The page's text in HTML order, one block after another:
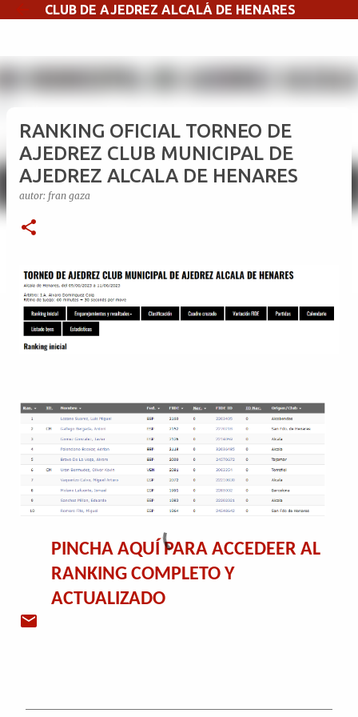
Ir al contenido principal
CLUB DE AJEDREZ ALCALÁ DE HENARES
RANKING OFICIAL TORNEO DE
AJEDREZ CLUB MUNICIPAL DE
AJEDREZ ALCALA DE HENARES
autor: fran gaza
PINCHA AQUÍ PARA ACCEDEER AL
RANKING COMPLETO Y
ACTUALIZADO